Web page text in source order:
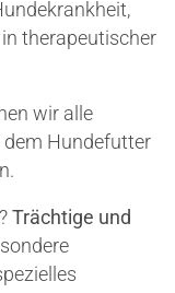
therapeutischer
wir alle
dem Hundefutter
Trächtige und